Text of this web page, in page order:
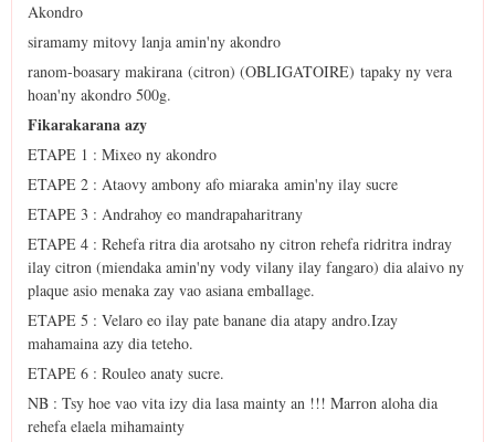
Akondro
siramamy mitovy lanja amin'ny akondro
ranom-boasary makirana (citron) (OBLIGATOIRE) tapaky ny vera
hoan'ny akondro 500g.
Fikarakarana azy
ETAPE 1 : Mixeo ny akondro
ETAPE 2 : Ataovy ambony afo miaraka amin'ny ilay sucre
ETAPE 3 : Andrahoy eo mandrapaharitrany
ETAPE 4 : Rehefa ritra dia arotsaho ny citron rehefa ridritra indray
ilay citron (miendaka amin'ny vody vilany ilay fangaro) dia alaivo ny
plaque asio menaka zay vao asiana emballage.
ETAPE 5 : Velaro eo ilay pate banane dia atapy andro.Izay
mahamaina azy dia teteho.
ETAPE 6 : Rouleo anaty sucre.
NB : Tsy hoe vao vita izy dia lasa mainty an !!! Marron aloha dia
rehefa elaela mihamainty